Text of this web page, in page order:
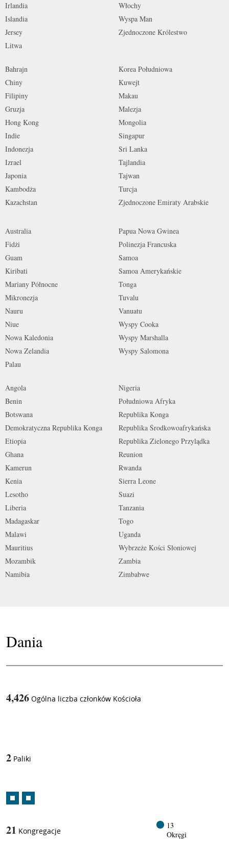
Irlandia
Islandia
Jersey
Litwa
Włochy
Wyspa Man
Zjednoczone Królestwo
Bahrajn
Chiny
Filipiny
Gruzja
Hong Kong
Indie
Indonezja
Izrael
Japonia
Kambodża
Kazachstan
Korea Południowa
Kuwejt
Makau
Malezja
Mongolia
Singapur
Sri Lanka
Tajlandia
Tajwan
Turcja
Zjednoczone Emiraty Arabskie
Australia
Fidżi
Guam
Kiribati
Mariany Północne
Mikronezja
Nauru
Niue
Nowa Kaledonia
Nowa Zelandia
Palau
Papua Nowa Gwinea
Polinezja Francuska
Samoa
Samoa Amerykańskie
Tonga
Tuvalu
Vanuatu
Wyspy Cooka
Wyspy Marshalla
Wyspy Salomona
Angola
Benin
Botswana
Demokratyczna Republika Konga
Etiopia
Ghana
Kamerun
Kenia
Lesotho
Liberia
Madagaskar
Malawi
Mauritius
Mozambik
Namibia
Nigeria
Południowa Afryka
Republika Konga
Republika Środkowoafrykańska
Republika Zielonego Przylądka
Reunion
Rwanda
Sierra Leone
Suazi
Tanzania
Togo
Uganda
Wybrzeże Kości Słoniowej
Zambia
Zimbabwe
Dania
4,426 Ogólna liczba członków Kościoła
2 Paliki
21 Kongregacje
13
Okręgi